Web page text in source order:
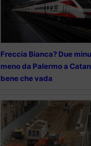
Freccia Bianca? Due
meno da Palermo a
bene che vada